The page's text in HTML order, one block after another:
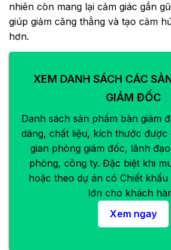
nhiên còn mang lại cảm giác gần
giúp giảm căng thẳng và tạo cảm
hơn.
XEM DANH SÁCH CÁC
GIÁM ĐỐC
Danh sách sản phẩm bàn giám
dáng, chất liệu, kích thước được
gian phòng giám đốc, lãnh
phòng, công ty. Đặc biệt khi
hoặc theo dự án có Chiết khấu
lớn cho khách
Xem ngay